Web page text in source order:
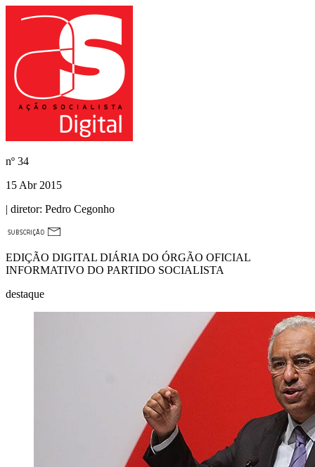
nº 34
15 Abr 2015
| diretor: Pedro Cegonho
EDIÇÃO DIGITAL DIÁRIA DO ÓRGÃO OFICIAL
INFORMATIVO DO PARTIDO SOCIALISTA
destaque